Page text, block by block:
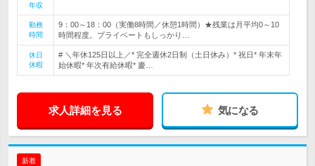
年収
勤務
時間
9：00～18：00（実働8時間／休憩1時間）★残業は月平均0～10
時間程度。プライベートもしっかり…
休日
休暇
# ＼年休125日以上／* 完全週休2日制（土日休み）* 祝日* 年末年
始休暇* 年次有給休暇* 慶…
求人詳細を見る 気になる
新着